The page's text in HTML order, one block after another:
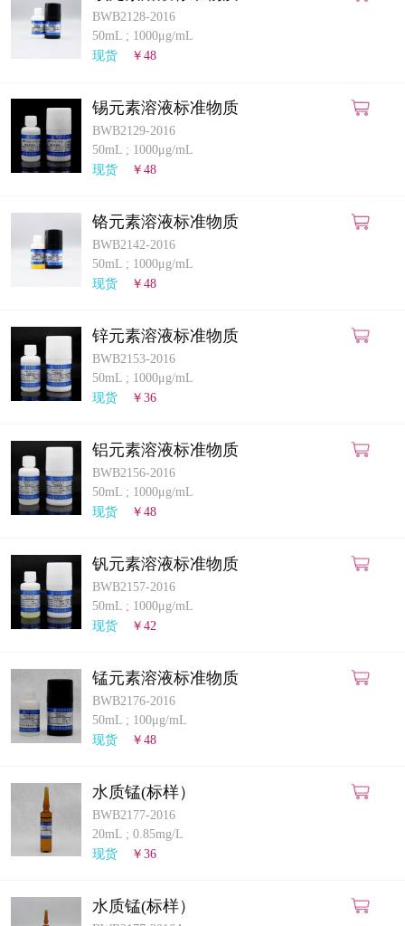
BWB2128-2016
50mL ; 1000μg/mL
现货
￥48
锡元素溶液标准物质
BWB2129-2016
50mL ; 1000μg/mL
现货
￥48
铬元素溶液标准物质
BWB2142-2016
50mL ; 1000μg/mL
现货
￥48
锌元素溶液标准物质
BWB2153-2016
50mL ; 1000μg/mL
现货
￥36
铝元素溶液标准物质
BWB2156-2016
50mL ; 1000μg/mL
现货
￥48
钒元素溶液标准物质
BWB2157-2016
50mL ; 1000μg/mL
现货
￥42
锰元素溶液标准物质
BWB2176-2016
50mL ; 100μg/mL
现货
￥48
水质锰(标样）
BWB2177-2016
20mL ; 0.85mg/L
现货
￥36
水质锰(标样）